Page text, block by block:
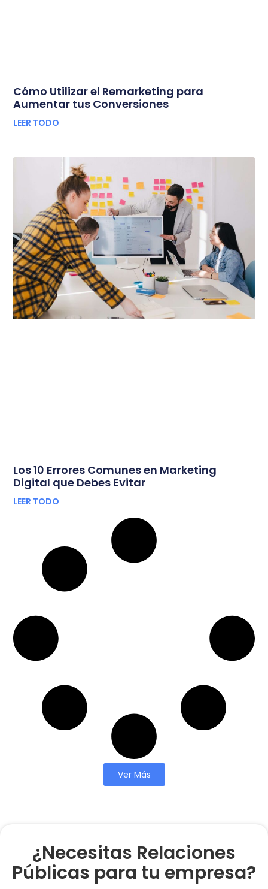
Cómo Utilizar el Remarketing para
Aumentar tus Conversiones
LEER TODO
Los 10 Errores Comunes en Marketing
Digital que Debes Evitar
LEER TODO
Ver Más
¿Necesitas Relaciones
Públicas para tu empresa?